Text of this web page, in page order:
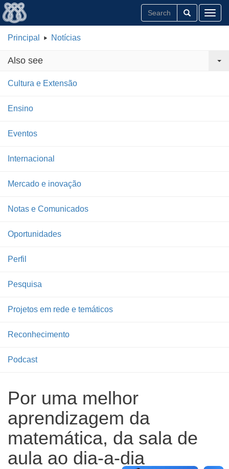
Principal Notícias
Also see
Cultura e Extensão
Ensino
Eventos
Internacional
Mercado e inovação
Notas e Comunicados
Oportunidades
Perfil
Pesquisa
Projetos em rede e temáticos
Reconhecimento
Podcast
Por uma melhor
aprendizagem da
matemática, da sala de
aula ao dia-a-dia